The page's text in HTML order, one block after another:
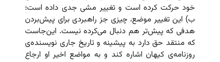
خود حرکت کرده است و تغییر مشی جدی داده است؛
ب) این تغییر موضع، چیزی جز راهبردی برای پیش‌بردن
هدفی که پیش‌تر هم دنبال می‌کرده نیست. این‌جاست
که منتقد حق دارد به پیشینه‌ و تاریخ جاری نویسنده‌ی
روزنامه‌ی کیهان اشاره کند و به مواضع اخیر او ارجاع